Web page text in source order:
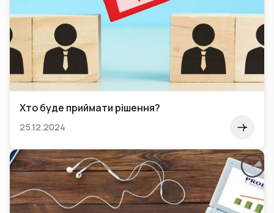
Хто буде приймати рішення?
25.12.2024